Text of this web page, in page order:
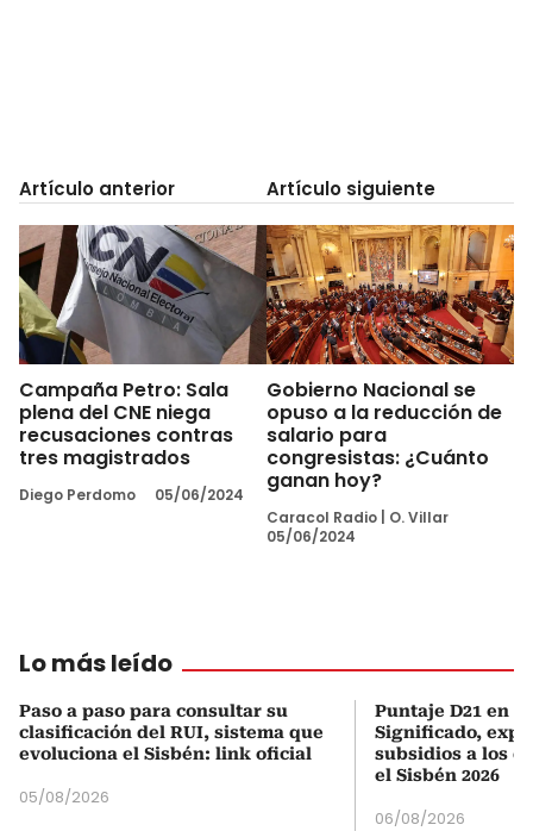
Artículo anterior
Campaña Petro: Sala
plena del CNE niega
recusaciones contras
tres magistrados
Diego Perdomo 05/06/2024
Artículo siguiente
Gobierno Nacional se
opuso a la reducción de
salario para
congresistas: ¿Cuánto
ganan hoy?
Caracol Radio
O. Villar
05/06/2024
Lo más leído
Paso a paso para consultar su
clasificación del RUI, sistema que
evoluciona el Sisbén: link oficial
05/08/2026
Puntaje D21 en
Significado,
subsidios a los
el Sisbén 2026
06/08/2026